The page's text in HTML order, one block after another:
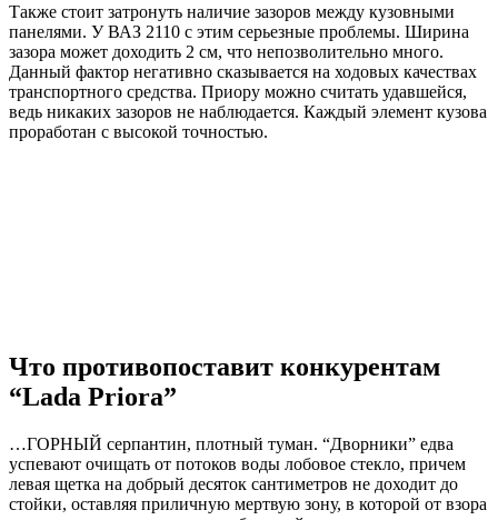
Также стоит затронуть наличие зазоров между кузовными
панелями. У ВАЗ 2110 с этим серьезные проблемы. Ширина
зазора может доходить 2 см, что непозволительно много.
Данный фактор негативно сказывается на ходовых качествах
транспортного средства. Приору можно считать удавшейся,
ведь никаких зазоров не наблюдается. Каждый элемент кузова
проработан с высокой точностью.
Что противопоставит конкурентам
“Lada Priora”
…ГОРНЫЙ серпантин, плотный туман. “Дворники” едва
успевают очищать от потоков воды лобовое стекло, причем
левая щетка на добрый десяток сантиметров не доходит до
стойки, оставляя приличную мертвую зону, в которой от взора